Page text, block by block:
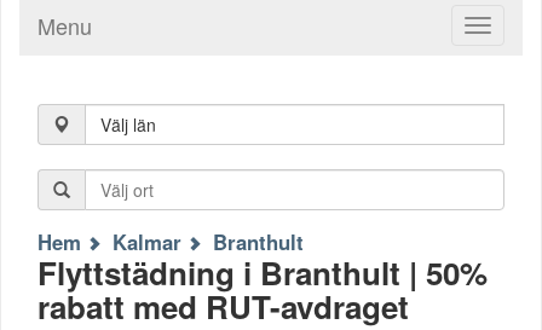
Toggle
Menu
Välj län
Hem Kalmar Branthult
Flyttstädning i Branthult | 50%
rabatt med RUT-avdraget